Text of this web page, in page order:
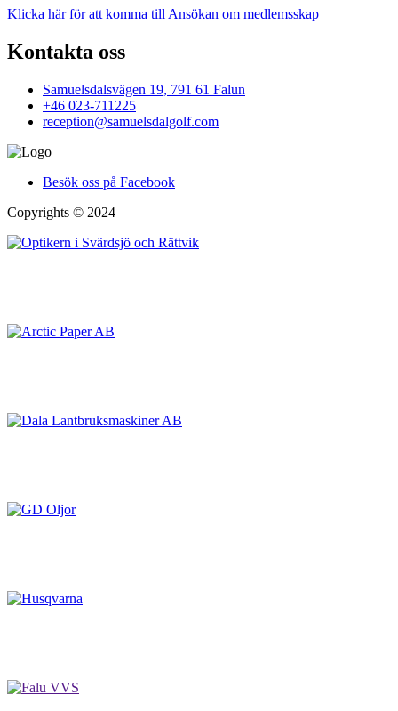
Klicka här för att komma till Ansökan om medlemsskap
Kontakta oss
Samuelsdalsvägen 19, 791 61 Falun
+46 023-711225
reception@samuelsdalgolf.com
Besök oss på Facebook
Copyrights © 2024